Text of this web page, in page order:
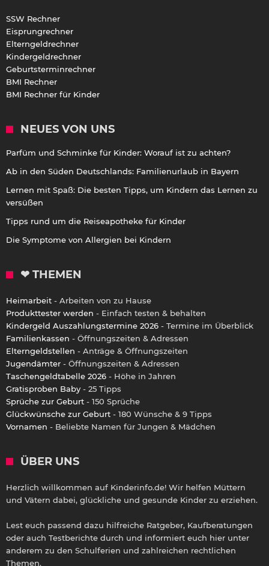
SSW Rechner
Eisprungrechner
Elterngeldrechner
Kindergeldrechner
Geburtsterminrechner
BMI Rechner
BMI Rechner für Kinder
NEUES VON UNS
Parfüm und Schminke für Kinder: Worauf ist zu achten?
Ab in den Süden Deutschlands: Familienurlaub in Bayern
Lernen mit Spaß: Die besten Tipps, um Kindern das Lernen zu
versüßen
Tipps rund um die Reiseapotheke für Kinder
Die Symptome von Allergien bei Kindern
❤ THEMEN
Heimarbeit - Arbeiten von zu Hause
Produkttester werden - Einfach testen & behalten
Kindergeld Auszahlungstermine 2026 - Termine im Überblick
Familienkassen - Öffnungszeiten & Adressen
Elterngeldstellen - Anträge & Öffnungszeiten
Jugendämter - Öffnungszeiten & Adressen
Taschengeldtabelle 2026 - Höhe in Jahren
Gratisproben Baby - 25 Tipps
Sprüche zur Geburt - 150 Sprüche
Glückwünsche zur Geburt - 180 Wünsche & 9 Tipps
Vornamen - Beliebte Namen für Jungen & Mädchen
ÜBER UNS
Herzlich willkommen auf Kinderinfo.de! Wir helfen Müttern
und Vätern dabei, glückliche und gesunde Kinder zu erziehen.
Lest euch passend dazu hilfreiche Ratgeber, Kaufberatungen
oder auch Testberichte durch und informiert euch hier unter
anderem zu den Schulferien und zahlreichen rechtlichen
Themen.